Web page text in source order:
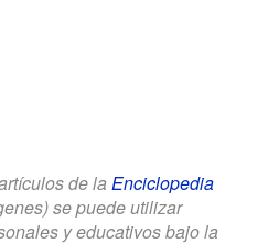
de la Enciclopedia
se puede utilizar
y educativos bajo la